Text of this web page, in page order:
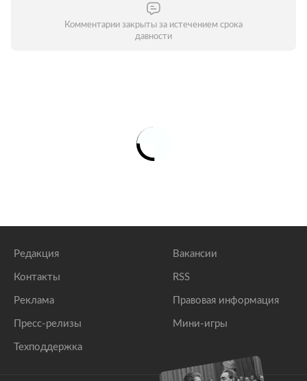
Комментарии закрыты за истечением срока
давности
Редакция
Контакты
Реклама
Пресс-релизы
Техподдержка
Вакансии
RSS
Правовая информация
Мини-игры